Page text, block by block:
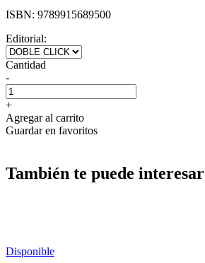
ISBN: 9789915689500
Editorial:
Cantidad
-
+
Agregar al carrito
Guardar en favoritos
También te puede interesar
Disponible